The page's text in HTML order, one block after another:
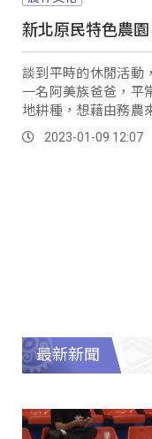
新北原民特色農
談到平時的休閒活動
一名阿美族爸爸，平
地耕種，想藉由務農
事，讓在都會區成長
識原住民族農作文化。
2023-01-09 12:07
最新新聞